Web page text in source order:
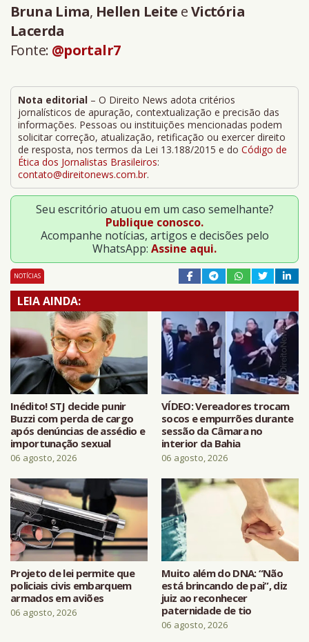
Bruna Lima, Hellen Leite eVictória
Lacerda
Fonte: @portalr7
Nota editorial – O Direito News adota critérios
jornalísticos de apuração, contextualização e precisão das
informações. Pessoas ou instituições mencionadas podem
solicitar correção, atualização, retificação ou exercer direito
de resposta, nos termos da Lei 13.188/2015 e do Código de
Ética dos Jornalistas Brasileiros:
contato@direitonews.com.br.
Seu escritório atuou em um caso semelhante?
Publique conosco.
Acompanhe notícias, artigos e decisões pelo
WhatsApp: Assine aqui.
NOTÍCIAS
LEIA AINDA:
Inédito! STJ decide punir
Buzzi com perda de cargo
após denúncias de assédio e
importunação sexual
06 agosto, 2026
VÍDEO: Vereadores trocam
socos e empurrões durante
sessão da Câmara no
interior da Bahia
06 agosto, 2026
Projeto de lei permite que
policiais civis embarquem
armados em aviões
06 agosto, 2026
Muito além do DNA: “Não
está brincando de pai”, diz
juiz ao reconhecer
paternidade de tio
06 agosto, 2026